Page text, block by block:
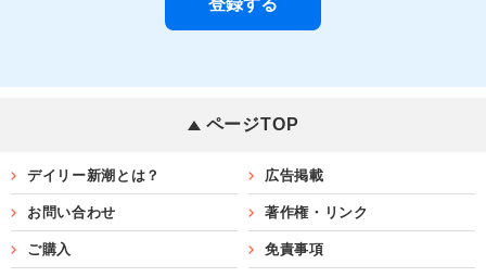
ページTOP
デイリー新潮とは？ 広告掲載
お問い合わせ 著作権・リンク
ご購入 免責事項